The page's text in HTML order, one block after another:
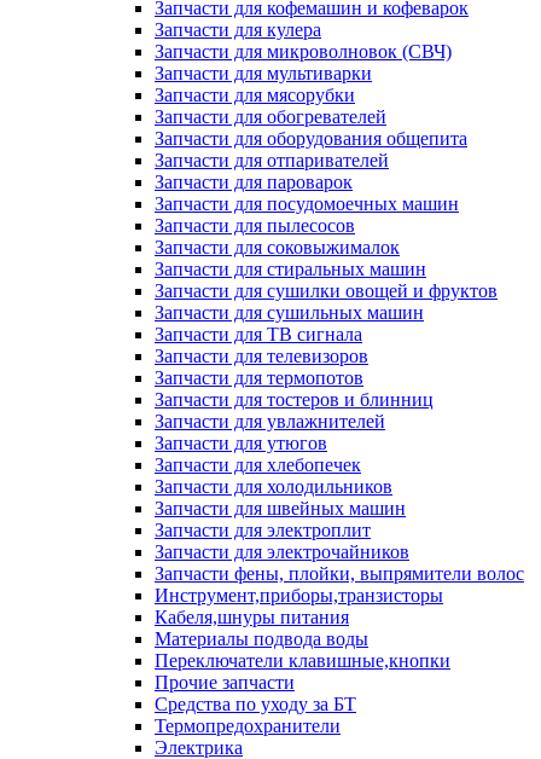
Запчасти для кофемашин и кофеварок
Запчасти для кулера
Запчасти для микроволновок (СВЧ)
Запчасти для мультиварки
Запчасти для мясорубки
Запчасти для обогревателей
Запчасти для оборудования общепита
Запчасти для отпаривателей
Запчасти для пароварок
Запчасти для посудомоечных машин
Запчасти для пылесосов
Запчасти для соковыжималок
Запчасти для стиральных машин
Запчасти для сушилки овощей и фруктов
Запчасти для сушильных машин
Запчасти для ТВ сигнала
Запчасти для телевизоров
Запчасти для термопотов
Запчасти для тостеров и блинниц
Запчасти для увлажнителей
Запчасти для утюгов
Запчасти для хлебопечек
Запчасти для холодильников
Запчасти для швейных машин
Запчасти для электроплит
Запчасти для электрочайников
Запчасти фены, плойки, выпрямители волос
Инструмент,приборы,транзисторы
Кабеля,шнуры питания
Материалы подвода воды
Переключатели клавишные,кнопки
Прочие запчасти
Средства по уходу за БТ
Термопредохранители
Электрика